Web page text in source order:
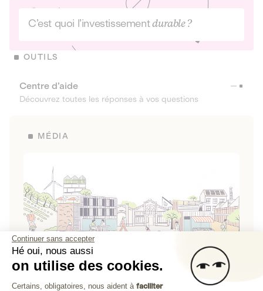
C’est quoi l’investissementdurable ?
OUTILS
Centre d’aide
Découvrez toutes les réponses à vos questions
MÉDIA
Continuer sans accepter
Hé oui, nous aussi
on utilise des cookies.
Plateforme de Gestion du
Certains, obligatoires, nous aident à faciliter